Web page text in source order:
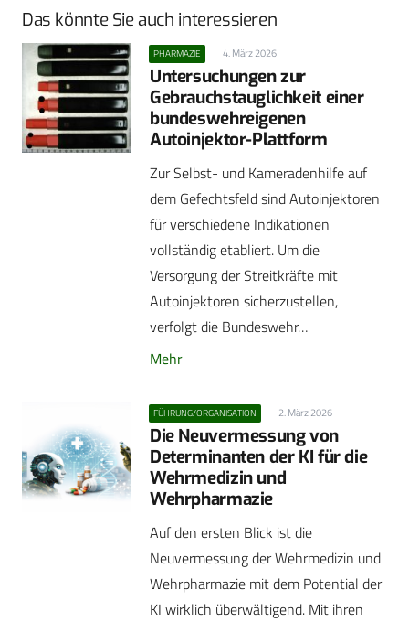
Das könnte Sie auch interessieren
PHARMAZIE 4. März 2026
Untersuchungen zur
Gebrauchstauglichkeit einer
bundeswehreigenen
Autoinjektor-Plattform
Zur Selbst- und Kameradenhilfe auf
dem Gefechtsfeld sind Autoinjektoren
für verschiedene Indikationen
vollständig etabliert. Um die
Versorgung der Streitkräfte mit
Autoinjektoren sicherzustellen,
verfolgt die Bundeswehr…
Mehr
FÜHRUNG/ORGANISATION 2. März 2026
Die Neuvermessung von
Determinanten der KI für die
Wehrmedizin und
Wehrpharmazie
Auf den ersten Blick ist die
Neuvermessung der Wehrmedizin und
Wehrpharmazie mit dem Potential der
KI wirklich überwältigend. Mit ihren